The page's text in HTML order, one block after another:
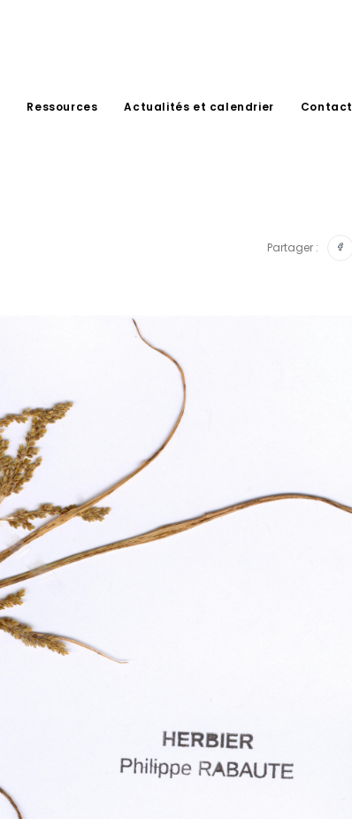
Ressources Actualités et calendrier Contact
Partager :